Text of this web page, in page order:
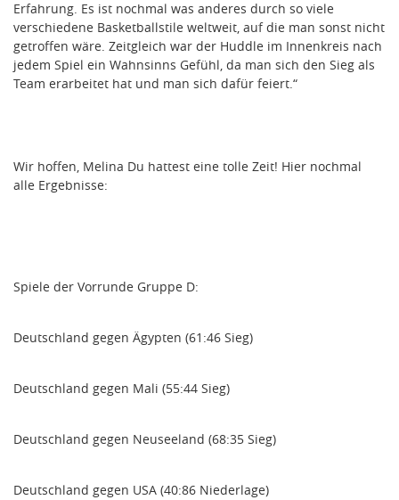
Erfahrung. Es ist nochmal was anderes durch so viele
verschiedene Basketballstile weltweit, auf die man sonst nicht
getroffen wäre. Zeitgleich war der Huddle im Innenkreis nach
jedem Spiel ein Wahnsinns Gefühl, da man sich den Sieg als
Team erarbeitet hat und man sich dafür feiert.“
Wir hoffen, Melina Du hattest eine tolle Zeit! Hier nochmal
alle Ergebnisse:
Spiele der Vorrunde Gruppe D:
Deutschland gegen Ägypten (61:46 Sieg)
Deutschland gegen Mali (55:44 Sieg)
Deutschland gegen Neuseeland (68:35 Sieg)
Deutschland gegen USA (40:86 Niederlage)